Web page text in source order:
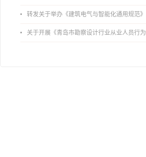
转发关于举办《建筑电气与智能化通用规范》 GB55024-2022公益宣贯的通知
关于开展《青岛市勘察设计行业从业人员行为导则》、《青岛市住宅工程设计审查品质提升指引（2026版）》宣贯活动的通知